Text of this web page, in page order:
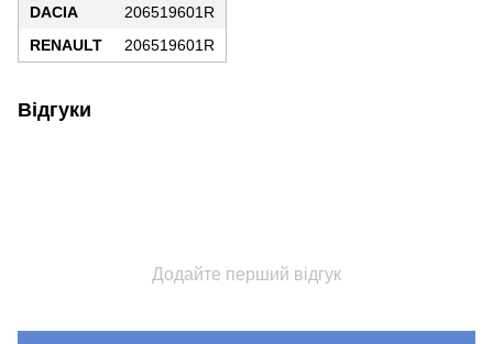
DACIA
206519601R
RENAULT
206519601R
Відгуки
Додайте перший відгук